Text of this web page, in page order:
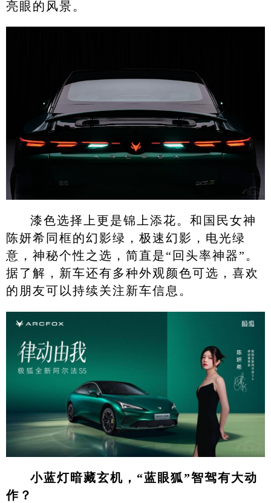
亮眼的风景。
漆色选择上更是锦上添花。和国民女神
陈妍希同框的幻影绿，极速幻影，电光绿
意，神秘个性之选，简直是“回头率神器”。
据了解，新车还有多种外观颜色可选，喜欢
的朋友可以持续关注新车信息。
小蓝灯暗藏玄机，“蓝眼狐”智驾有大动
作？